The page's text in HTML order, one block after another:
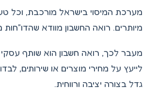
מערכת המיסוי בישראל מורכבת, וכל
מיותרים. רואה החשבון מוודא
מעבר לכך, רואה חשבון הוא שותף עסקי
לייעץ על מחירי מוצרים או שירותים,
גדל בצורה יציבה ורווחית.